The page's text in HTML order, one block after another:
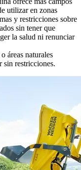
utilizar en zonas
y restricciones sobre
sin tener que
la salud ni renunciar
áreas naturales
sin restricciones.